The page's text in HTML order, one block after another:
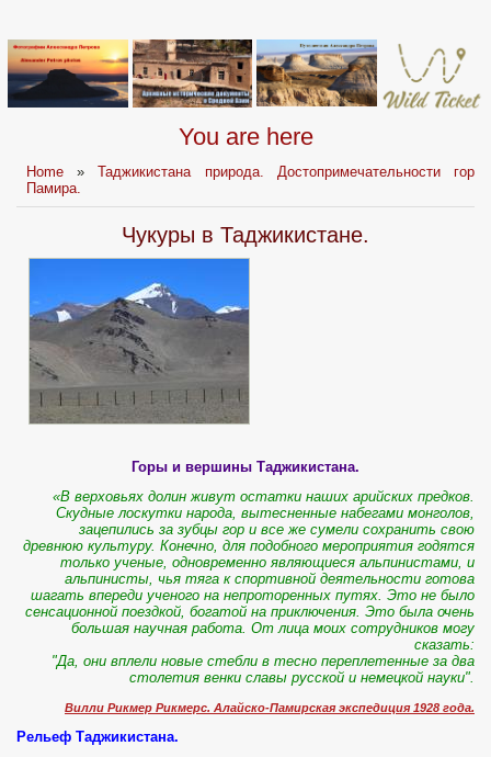
You are here
Home »Таджикистана природа. Достопримечательности гор
Памира.
Чукуры в Таджикистане.
Горы и вершины Таджикистана.
«В верховьях долин живут остатки наших арийских предков.
Скудные лоскутки народа, вытесненные набегами монголов,
зацепились за зубцы гор и все же сумели сохранить свою
древнюю культуру. Конечно, для подобного мероприятия годятся
только ученые, одновременно являющиеся альпинистами, и
альпинисты, чья тяга к спортивной деятельности готова
шагать впереди ученого на непроторенных путях. Это не было
сенсационной поездкой, богатой на приключения. Это была очень
большая научная работа. От лица моих сотрудников могу
сказать:
"Да, они вплели новые стебли в тесно переплетенные за два
столетия венки славы русской и немецкой науки".
Вилли Рикмер Рикмерс. Алайско-Памирская экспедиция 1928 года.
Рельеф Таджикистана.